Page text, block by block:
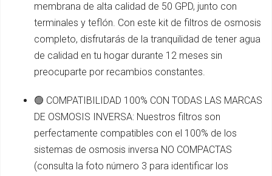
membrana de alta calidad de 50 GPD, junto con
terminales y teflón. Con este kit de filtros de osmosis
completo, disfrutarás de la tranquilidad de tener agua
de calidad en tu hogar durante 12 meses sin
preocuparte por recambios constantes.
🟢 COMPATIBILIDAD 100% CON TODAS LAS MARCAS
DE OSMOSIS INVERSA: Nuestros filtros son
perfectamente compatibles con el 100% de los
sistemas de osmosis inversa NO COMPACTAS
(consulta la foto número 3 para identificar los